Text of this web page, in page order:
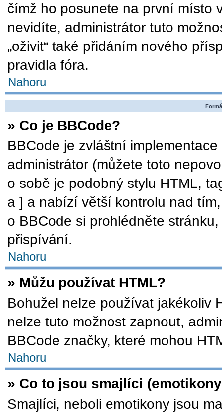
čímž ho posunete na první místo
nevidíte, administrátor tuto
„oživit“ také přidáním nového
pravidla fóra.
Nahoru
» Co je BBCode?
BBCode je zvláštní
administrátor (můžete toto
o sobě je podobný stylu HTML,
a ] a nabízí větší kontrolu nad
o BBCode si prohlédněte
přispívání.
Nahoru
» Můžu používat HTML?
Bohužel nelze používat jakékoliv
nelze tuto možnost zapnout,
BBCode značky, které mohou
Nahoru
» Co to jsou smajlíci
Smajlíci, neboli emotikony jsou